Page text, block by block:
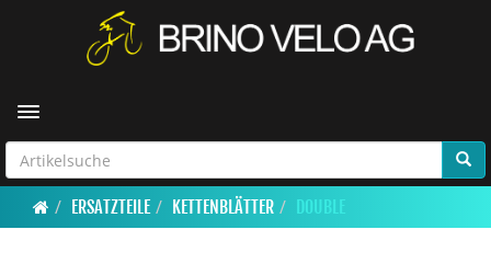
Toggle navigation
ERSATZTEILE KETTENBLÄTTER DOUBLE